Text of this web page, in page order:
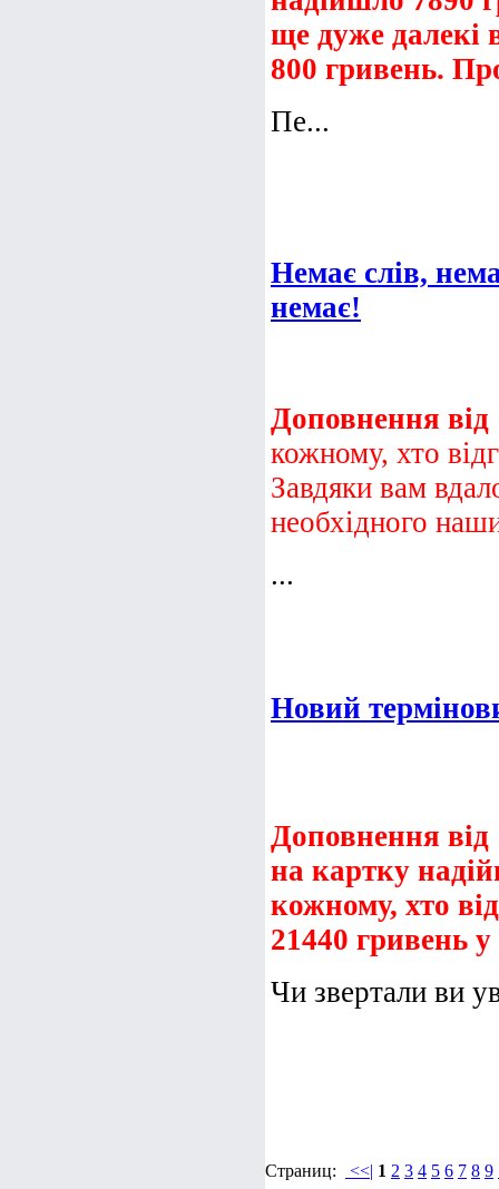
ще дуже далекі
800 гривень.
Пе...
Немає слів,
немає!
Доповнення
кожному, хто
Завдяки вам
необхідного
...
Новий
Доповнення
на картку
кожному, хто
21440 гривень
Чи звертали ви
Страниц: <<| 1 2 3 4 5 6 7 8 9